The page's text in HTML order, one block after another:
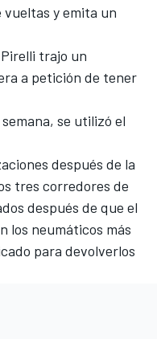
y emita un
trajo un
a petición de tener
se utilizó el
después de la
tres corredores de
después de que el
los neumáticos más
para devolverlos